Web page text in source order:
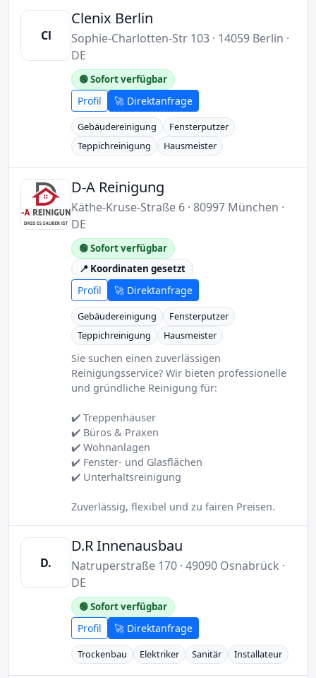
Cl
Clenix Berlin
Sophie-Charlotten-Str 103 · 14059 Berlin ·
DE
🟢 Sofort verfügbar
Profil 🚀 Direktanfrage
Gebäudereinigung
Fensterputzer
Teppichreinigung
Hausmeister
D-A Reinigung
Käthe-Kruse-Straße 6 · 80997 München ·
DE
🟢 Sofort verfügbar
📍 Koordinaten gesetzt
Profil 🚀 Direktanfrage
Gebäudereinigung
Fensterputzer
Teppichreinigung
Hausmeister
Sie suchen einen zuverlässigen
Reinigungsservice? Wir bieten professionelle
und gründliche Reinigung für:
✔️ Treppenhäuser
✔️ Büros & Praxen
✔️ Wohnanlagen
✔️ Fenster- und Glasflächen
✔️ Unterhaltsreinigung
Zuverlässig, flexibel und zu fairen Preisen.
D.
D.R Innenausbau
Natruperstraße 170 · 49090 Osnabrück ·
DE
🟢 Sofort verfügbar
Profil 🚀 Direktanfrage
Trockenbau Elektriker Sanitär Installateur